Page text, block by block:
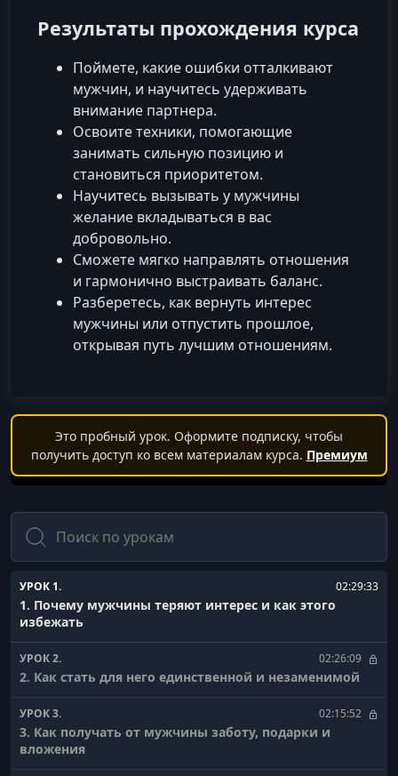
Результаты прохождения курса
Поймете, какие ошибки отталкивают
мужчин, и научитесь удерживать
внимание партнера.
Освоите техники, помогающие
занимать сильную позицию и
становиться приоритетом.
Научитесь вызывать у мужчины
желание вкладываться в вас
добровольно.
Сможете мягко направлять отношения
и гармонично выстраивать баланс.
Разберетесь, как вернуть интерес
мужчины или отпустить прошлое,
открывая путь лучшим отношениям.
Это пробный урок. Оформите подписку, чтобы
получить доступ ко всем материалам курса. Премиум
Поиск
УРОК 1. 02:29:33
1. Почему мужчины теряют интерес и как этого
избежать
УРОК 2. 02:26:09
2. Как стать для него единственной и незаменимой
УРОК 3. 02:15:52
3. Как получать от мужчины заботу, подарки и
вложения